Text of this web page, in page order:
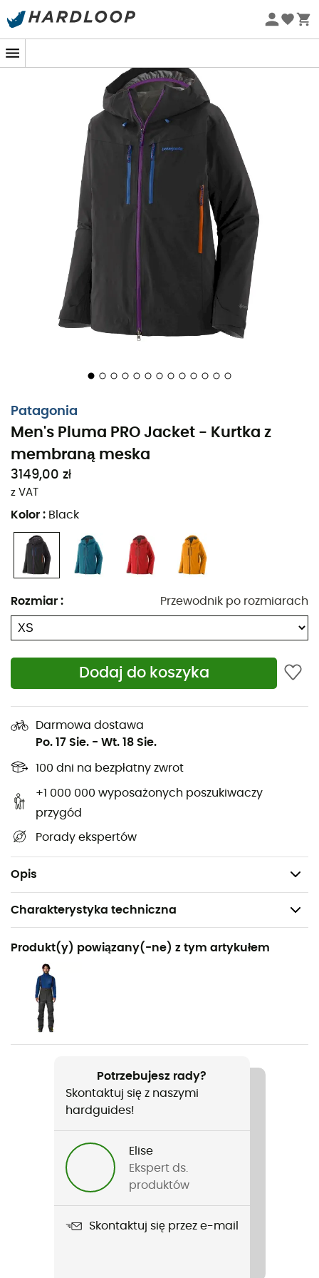
Letnie promocje 🔥 -5% DODATKOWO przy zakupie 2
Patagonia
Men's Pluma PRO Jacket - Kurtka z
membraną meska
3149,00 zł
z VAT
Kolor : Black
Rozmiar : Przewodnik po rozmiarach
Dodaj do koszyka
Darmowa dostawa
Po. 17 Sie. - Wt. 18 Sie.
100 dni na bezpłatny zwrot
+1 000 000 wyposażonych poszukiwaczy
przygód
Porady ekspertów
Opis
dodawania PFAS
regulacją i blokadami sznurka Cohaesive®;
uszczelka Storm Seal zatrzymuje ciepło i blokuje
Dwukierunkowy, wodoodporny i powlekany suwak
centralny z przodu zapewnia dostęp do pętli
asekuracyjnej, z wewnętrzną klapą
przeciwsztormową i garażem na suwak dla
komfortu przy skórze
Dwukierunkowe, wodoodporne zamki pod pachami
dla lepszej wentylacji; panele z klinami pod
pachami umożliwiają sięganie po przedmioty bez
podnoszenia kurtki
Dwie wodoodporne kieszenie na piersi, lewa
posiada wewnętrzną elastyczną kieszeń na
multimedia z zamkiem; dwie wysokie kieszenie na
zasięgiem uprzęży lub pasa plecaka; jedna
kieszeń po lewej z zamkiem
Niskoprofilowe mankiety z zapięciami na rzepy z
taśmą stożkową i wewnętrznymi mankietami z
teksturowanego poliuretanu, które pewnie
chwytają nadgarstki lub rękawice i utrzymują
uprzężą, z wbudowanym systemem blokowania
sznurka Cohaesive® do intuicyjnego użytku jedną
ręką
Ukryty reflektor RECCO®; wyprodukowany w fabryce
certyfikowanej przez Fair Trade™, co oznacza, że
osoby, które wyprodukowały ten produkt, otrzymały
premię za swoją pracę
Tkanina GORE-TEX ePE Pro 3-warstwowa, 100%
płóciennym, z antyrozdzieralnym tyłem i trwałą
powłoką hydrofobową (DWR)
Tkanina, membrana i trwała powłoka hydrofobowa
PFAS
Wyprodukowany w fabryce certyfikowanej przez
Fair Trade™
Charakterystyka techniczna
Polecane dla
Skituring / Alpinizm / Narty / Snowboard
Rodzaj
Mężczyźni
Ciężar
Nazwa produktu
Men's Pluma PRO Jacket
Budowa ubrania
Produkt(y) powiązany(-ne) z tym artykułem
Potrzebujesz rady?
Skontaktuj się z naszymi
hardguides!
Elise
Ekspert ds.
produktów
Skontaktuj się przez e-mail